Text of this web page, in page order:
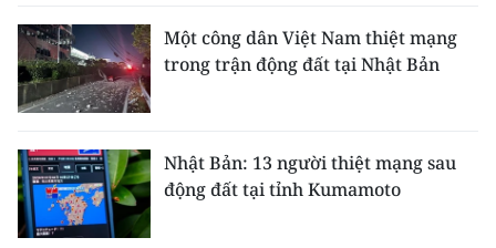
Một công dân Việt Nam thiệt mạng
trong trận động đất tại Nhật Bản
Nhật Bản: 13 người thiệt mạng sau
động đất tại tỉnh Kumamoto